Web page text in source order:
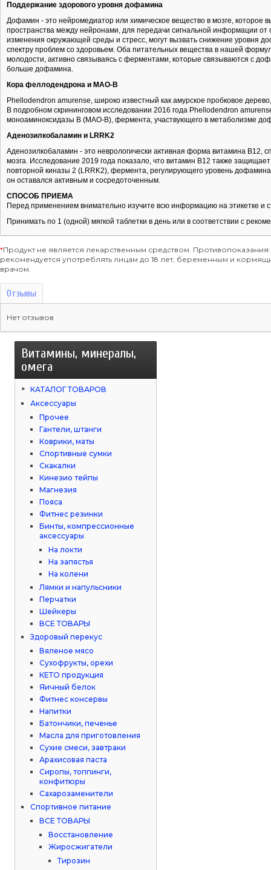
Поддержание здорового уровня дофамина
Дофамин - это нейромедиатор или химическое вещество в мозге, которое
пространства между нейронами, для передачи сигнальной информации
изменения окружающей среды и стресс, могут вызвать снижение уровня
спектру проблем со здоровьем. Оба питательных вещества в нашей
молодости, активно связываясь с ферментами, которые связываются с
больше дофамина.
Кора феллодендрона и МАО-В
Phellodendron amurense, широко известный как амурское пробковое
В подробном скрининговом исследовании 2016 года Phellodendron
моноаминоксидазы B (МАО-B), фермента, участвующего в метаболизме
Аденозилкобаламин и LRRK2
Аденозилкобаламин - это неврологически активная форма витамина B12,
мозга. Исследование 2019 года показало, что витамин B12 также
повторной киназы 2 (LRRK2), фермента, регулирующего уровень
он оставался активным и сосредоточенным.
СПОСОБ ПРИЕМА
Перед применением внимательно изучите всю информацию на этикетке и
Принимать по 1 (одной) мягкой таблетки в день или в соответствии с
*Продукт не является лекарственным средством.
рекомендуется употреблять лицам до 18 лет, беременным и
врачом.
Отзывы
Нет отзывов
Витамины, минералы,
омега
КАТАЛОГ ТОВАРОВ
Аксессуары
Прочее
Гантели, штанги
Коврики, маты
Спортивные сумки
Скакалки
Кинезио тейпы
Магнезия
Пояса
Фитнес резинки
Бинты, компрессионные
аксессуары
На локти
На запястья
На колени
Лямки и напульсники
Перчатки
Шейкеры
ВСЕ ТОВАРЫ
Здоровый перекус
Вяленое мясо
Сухофрукты, орехи
КЕТО продукция
Яичный белок
Фитнес консервы
Напитки
Батончики, печенье
Масла для приготовления
Сухие смеси, завтраки
Арахисовая паста
Сиропы, топпинги,
конфитюры
Сахарозаменители
Спортивное питание
ВСЕ ТОВАРЫ
Восстановление
Жиросжигатели
Тирозин